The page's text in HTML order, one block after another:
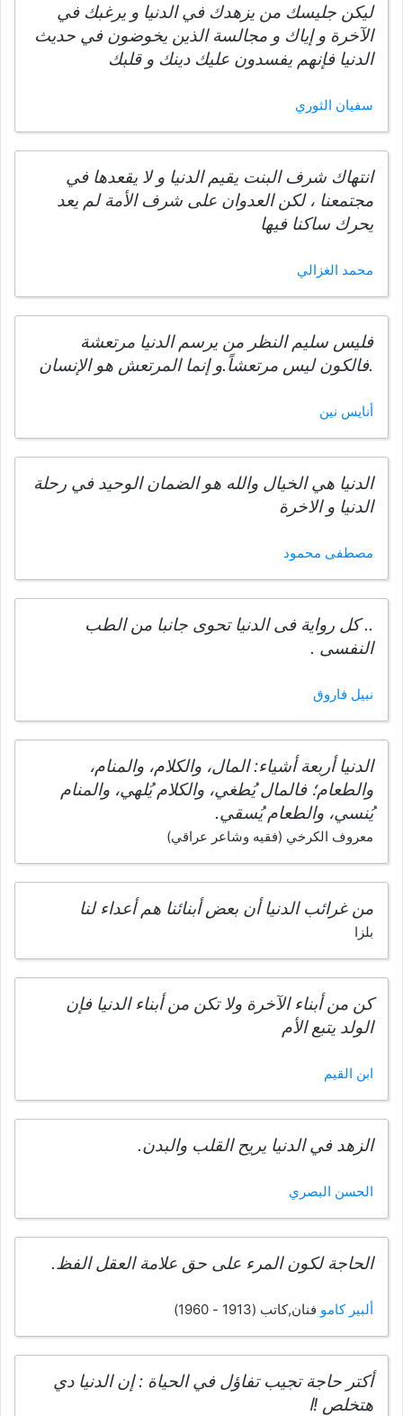
ليكن جليسك من يزهدك في الدنيا و يرغبك في
الآخرة و إياك و مجالسة الذين يخوضون في حديث
الدنيا فإنهم يفسدون عليك دينك و قلبك
سفيان الثوري
انتهاك شرف البنت يقيم الدنيا و لا يقعدها في
مجتمعنا ، لكن العدوان على شرف الأمة لم يعد
يحرك ساكنا فيها
محمد الغزالي
فليس سليم النظر من يرسم الدنيا مرتعشة
.فالكون ليس مرتعشاً.و إنما المرتعش هو الإنسان
أنايس نين
الدنيا هي الخيال والله هو الضمان الوحيد في رحلة
الدنيا و الاخرة
مصطفى محمود
.. كل رواية فى الدنيا تحوى جانبا من الطب
النفسى .
نبيل فاروق
الدنيا أربعة أشياء: المال، والكلام، والمنام،
والطعام؛ فالمال يُطغي، والكلام يُلهي، والمنام
يُنسي، والطعام يُسقي.
معروف الكرخي (فقيه وشاعر عراقي)
من غرائب الدنيا أن بعض أبنائنا هم أعداء لنا
بلزا
كن من أبناء الآخرة ولا تكن من أبناء الدنيا فإن
الولد يتبع الأم
ابن القيم
الزهد في الدنيا يريح القلب والبدن.
الحسن البصري
الحاجة لكون المرء على حق علامة العقل الفظ.
ألبير كامو فنان,كاتب (1913 - 1960)
أكتر حاجة تجيب تفاؤل في الحياة : إن الدنيا دي
هتخلص !ا